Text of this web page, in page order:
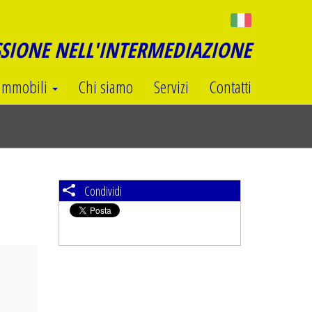
NELL'INTERMEDIAZIONE
Chi siamo Servizi Contatti
Condividi